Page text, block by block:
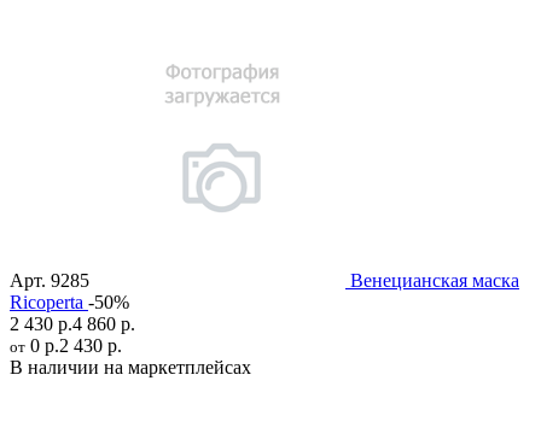
Арт. 9285
Венецианская маска
Ricoperta -50%
2 430 р.4 860 р.
от 0 р.2 430 р.
В наличии на маркетплейсах